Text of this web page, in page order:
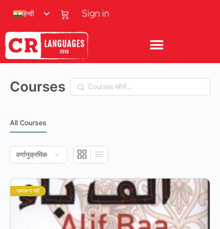
Sign in
हिन्दी
Courses Search
All Courses
नामांकन नहीं